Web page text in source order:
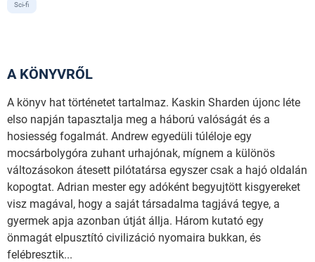
Sci-fi
A KÖNYVRŐL
A könyv hat történetet tartalmaz. Kaskin Sharden újonc léte
elso napján tapasztalja meg a háború valóságát és a
hosiesség fogalmát. Andrew egyedüli túléloje egy
mocsárbolygóra zuhant urhajónak, mígnem a különös
változásokon átesett pilótatársa egyszer csak a hajó oldalán
kopogtat. Adrian mester egy adóként begyujtött kisgyereket
visz magával, hogy a saját társadalma tagjává tegye, a
gyermek apja azonban útját állja. Három kutató egy
önmagát elpusztító civilizáció nyomaira bukkan, és
felébresztik...